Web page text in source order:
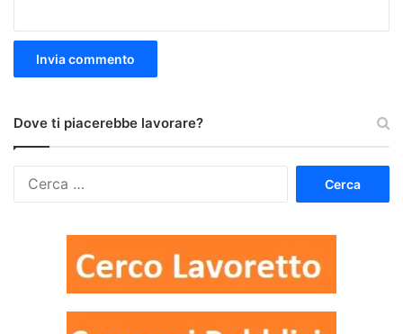
Dove ti piacerebbe lavorare?